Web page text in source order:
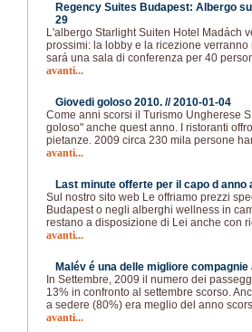
Regency Suites Budapest: Albergo
29
L'albergo Starlight Suiten Hotel Madách
prossimi: la lobby e la ricezione
sará una sala di conferenza per 40
avanti...
Giovedi goloso 2010. //2010-01-04
Come anni scorsi il Turismo Ungherese
goloso" anche quest anno. I ristoranti
pietanze. 2009 circa 230 mila persone
avanti...
Last minute offerte per il capo d anno
Sul nostro sito web Le offriamo prezzi
Budapest o negli alberghi wellness in
restano a disposizione di Lei anche con
avanti...
Malév é una delle migliore
In Settembre, 2009 il numero dei
13% in confronto al settembre scorso.
a sedere (80%) era meglio del anno
avanti...